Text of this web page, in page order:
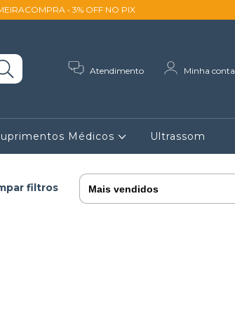
• 3% OFF NO PIX
Atendimento Minha conta
Médicos Ultrassom
filtros